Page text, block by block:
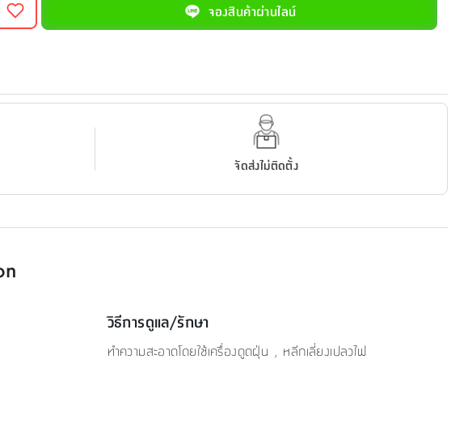
จองสินค้าผ่านไลน์
จัดส่งไม่ติดตั้ง
วิธีการดูแล/รักษา
ทำความสะอาดโดยใช้เครื่องดูดฝุ่น , หลีกเลี่ยงเปลวไฟ